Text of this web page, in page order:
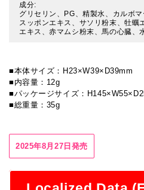
成分:
グリセリン、PG、精製水、カルボ
スッポンエキス、サソリ粉末、牡蠣
エキス、赤マムシ粉末、馬の心臓、
■本体サイズ：H23×W39×D39mm
■内容量：12g
■パッケージサイズ：
■総重量：35g
2025年8月27日発売